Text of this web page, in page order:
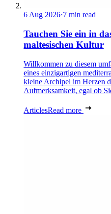
6 Aug 2026·7 min read
Tauchen Sie ein in
maltesischen Kultur
Willkommen zu diesem
eines einzigartigen
kleine Archipel im Herzen
Aufmerksamkeit, egal ob
ArticlesRead more